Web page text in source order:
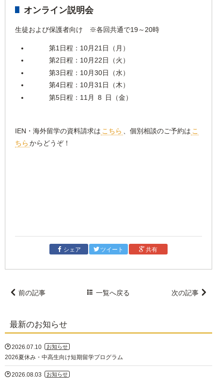
オンライン説明会
生徒および保護者向け ※各回共通で19～20時
第1日程：10月21日（月）
第2日程：10月22日（火）
第3日程：10月30日（水）
第4日程：10月31日（木）
第5日程：11月 8 日（金）
IEN・海外留学の資料請求は こちら 、個別相談のご予約は こ
ちら からどうぞ！
 シェア  ツイート 共有
 前の記事  一覧へ戻る 次の記事 
最新のお知らせ
2026.07.10 お知らせ
2026夏休み・中高生向け短期留学プログラム
2026.08.03 お知らせ